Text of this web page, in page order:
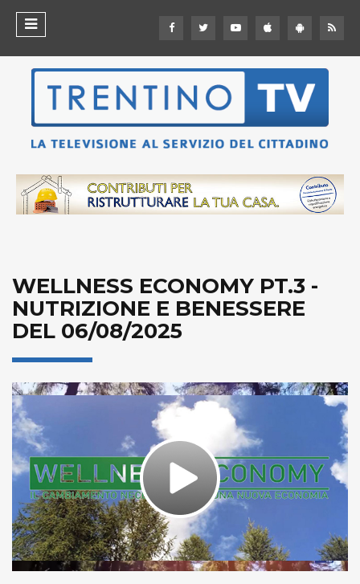
WELLNESS ECONOMY PT.3 -
NUTRIZIONE E BENESSERE
DEL 06/08/2025
Play
Video